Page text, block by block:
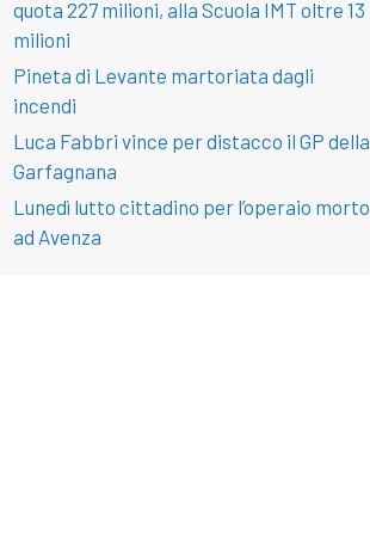
quota 227 milioni, alla Scuola IMT oltre 13
milioni
Pineta di Levante martoriata dagli
incendi
Luca Fabbri vince per distacco il GP della
Garfagnana
Lunedì lutto cittadino per l’operaio morto
ad Avenza